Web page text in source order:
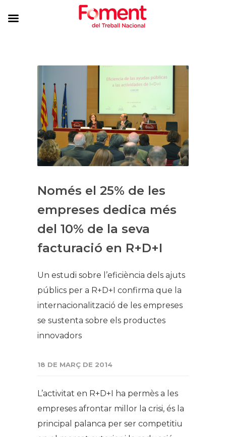
Només el 25% de les
empreses dedica més
del 10% de la seva
facturació en R+D+I​
Un estudi sobre l’eficiència dels ajuts
públics per a R+D+I confirma que la
internacionalització de les empreses
se sustenta sobre els productes
innovadors​
18 DE MARÇ DE 2014
L’activitat en R+D+I ha permès a les
empreses afrontar millor la crisi, és la
principal palanca per ser competitiu